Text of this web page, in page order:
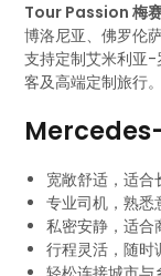
Tour Passion 梅
博洛尼亚、佛罗伦
支持定制艾米利亚-
客及高端定制旅行。
宽敞舒适，适合
专业司机，熟悉
私密安静，适合
行程灵活，随时